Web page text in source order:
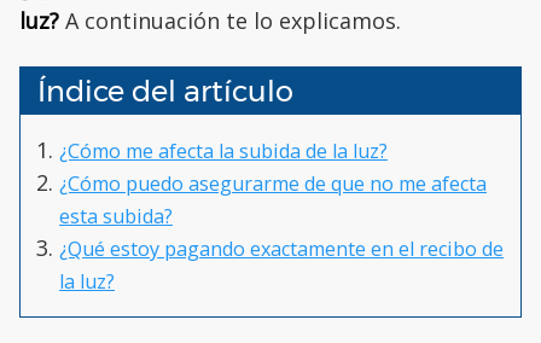
luz? A continuación te lo explicamos.
Índice del artículo
¿Cómo me afecta la subida de la luz?
¿Cómo puedo asegurarme de que no me afecta
esta subida?
¿Qué estoy pagando exactamente en el recibo de
la luz?